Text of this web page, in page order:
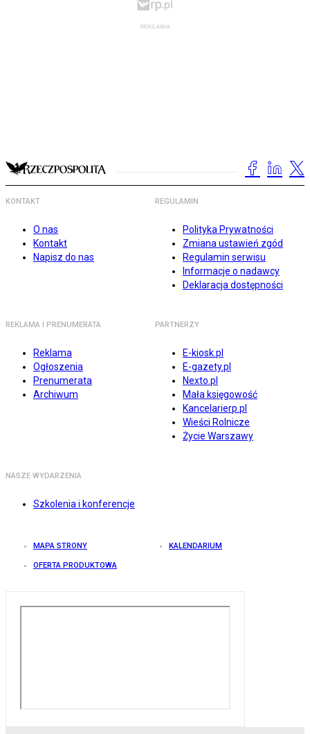
KONTAKT
O nas
Kontakt
Napisz do nas
REGULAMIN
Polityka Prywatności
Zmiana ustawień zgód
Regulamin serwisu
Informacje o nadawcy
Deklaracja dostępności
REKLAMA I PRENUMERATA
Reklama
Ogłoszenia
Prenumerata
Archiwum
PARTNERZY
E-kiosk.pl
E-gazety.pl
Nexto.pl
Mała księgowość
Kancelarierp.pl
Wieści Rolnicze
Życie Warszawy
NASZE WYDARZENIA
Szkolenia i konferencje
MAPA STRONY KALENDARIUM
OFERTA PRODUKTOWA